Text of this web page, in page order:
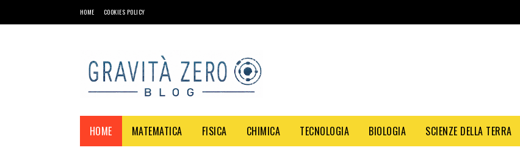
HOME COOKIES POLICY
HOME MATEMATICA FISICA CHIMICA TECNOLOGIA BIOLOGIA SCIENZE DELLA TERRA